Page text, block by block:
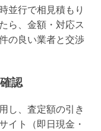
並行で相見積もり
ら、金額・対応ス
の良い業者と交渉
認
し、査定額の引き
イト（即日現金・